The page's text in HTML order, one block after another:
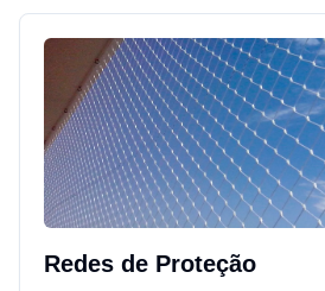
Redes de Proteção